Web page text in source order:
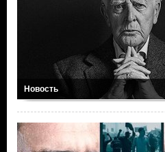
Новость